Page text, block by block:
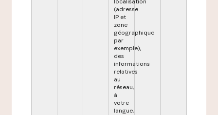
(adresse
IP et
zone
géographique
par
exemple),
des
informations
relatives
au
réseau,
à
votre
langue,